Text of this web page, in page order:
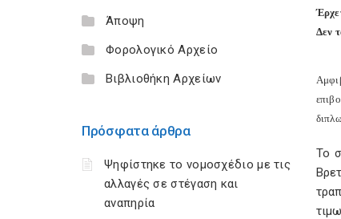
Άποψη
Φορολογικό Αρχείο
Βιβλιοθήκη Αρχείων
Πρόσφατα άρθρα
Ψηφίστηκε το νομοσχέδιο με τις
αλλαγές σε στέγαση και
αναπηρία
Δεν
Το